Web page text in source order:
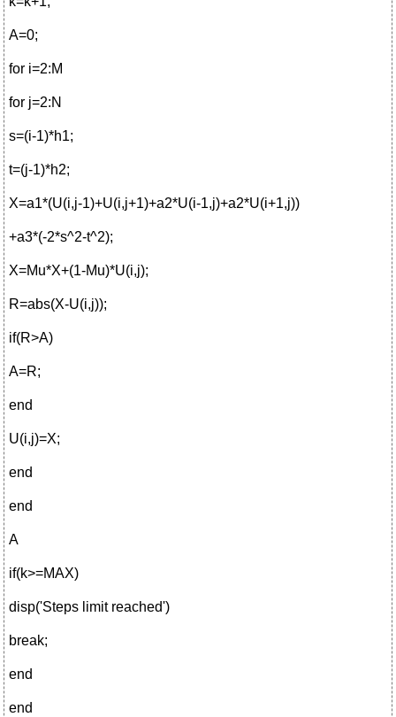
A=0;
for i=2:M
for j=2:N
s=(i-1)*h1;
t=(j-1)*h2;
X=a1*(U(i,j-1)+U(i,j+1)+a2*U(i-1,j)+a2*U(i+1,j))
+a3*(-2*s^2-t^2);
X=Mu*X+(1-Mu)*U(i,j);
R=abs(X-U(i,j));
if(R>A)
A=R;
end
U(i,j)=X;
end
end
A
if(k>=MAX)
disp('Steps limit reached')
break;
end
end